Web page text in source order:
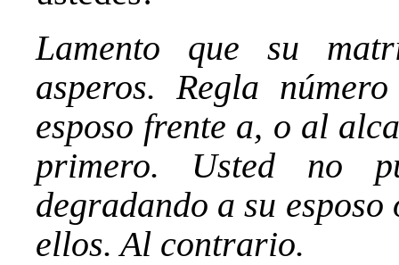
Lamento que su
asperos. Regla
esposo frente a, o al
primero. Usted no
degradando a su
ellos. Al contrario.